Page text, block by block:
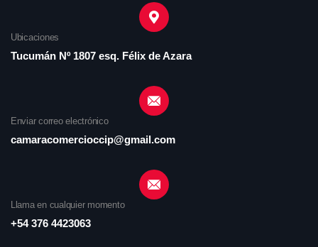
Ubicaciones
Tucumán Nº 1807 esq. Félix de Azara
Enviar correo electrónico
camaracomercioccip@gmail.com
Llama en cualquier momento
+54 376 4423063